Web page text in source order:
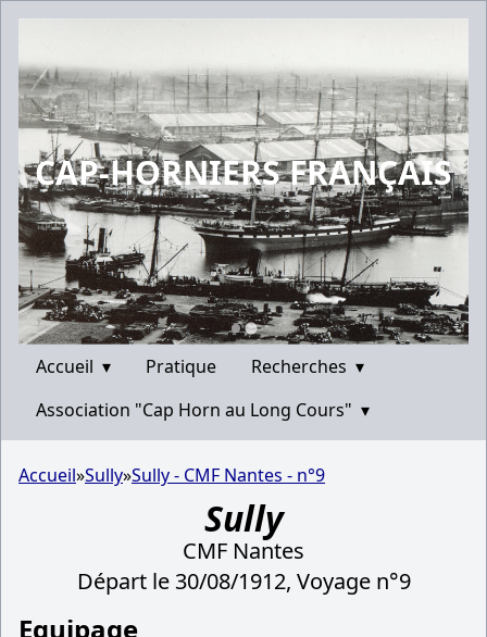
CAP-HORNIERS FRANÇAIS
Accueil ▾ Pratique Recherches ▾
Association "Cap Horn au Long Cours" ▾
Accueil»Sully»Sully - CMF Nantes - n°9
Sully
CMF Nantes
Départ le 30/08/1912, Voyage n°9
Equipage